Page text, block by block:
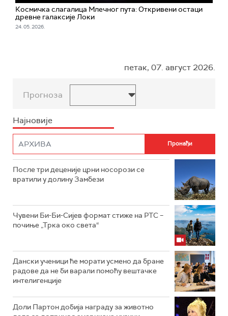
Космичка слагалица Млечног пута: Откривени остаци
древне галаксије Локи
24. 05. 2026.
петак, 07. август 2026.
Прогноза
Најновије
После три деценије црни носорози се
вратили у долину Замбези
Чувени Би-Би-Сијев формат стиже на РТС –
почиње „Трка око света“
Дански ученици ће морати усмено да бране
радове да не би варали помоћу вештачке
интелигенције
Доли Партон добија награду за животно